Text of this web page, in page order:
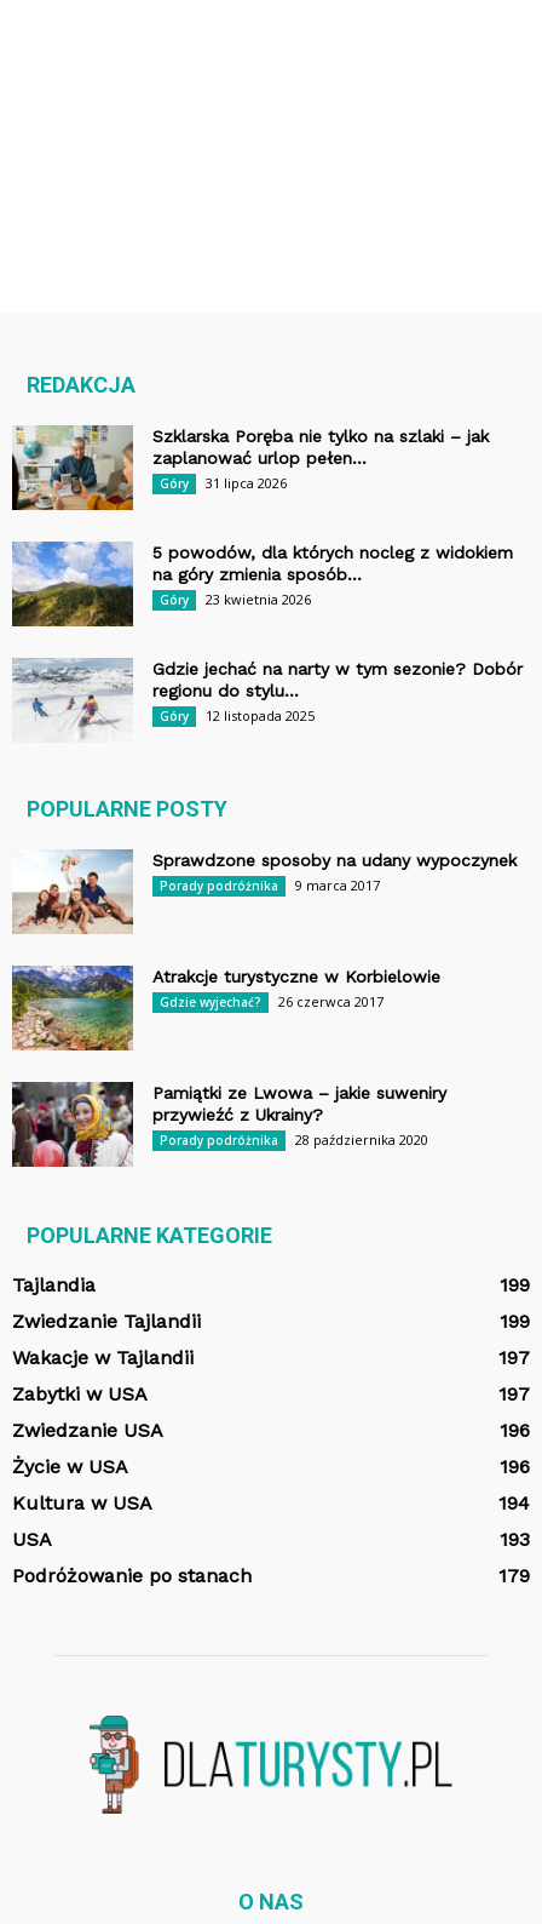
REDAKCJA
Szklarska Poręba nie tylko na szlaki – jak
zaplanować urlop pełen...
Góry 31 lipca 2026
5 powodów, dla których nocleg z widokiem
na góry zmienia sposób...
Góry 23 kwietnia 2026
Gdzie jechać na narty w tym sezonie? Dobór
regionu do stylu...
Góry 12 listopada 2025
POPULARNE POSTY
Sprawdzone sposoby na udany wypoczynek
Porady podróżnika 9 marca 2017
Atrakcje turystyczne w Korbielowie
Gdzie wyjechać? 26 czerwca 2017
Pamiątki ze Lwowa – jakie suweniry
przywieźć z Ukrainy?
Porady podróżnika 28 października 2020
POPULARNE KATEGORIE
Tajlandia
199
Zwiedzanie Tajlandii
199
Wakacje w Tajlandii
197
Zabytki w USA
197
Zwiedzanie USA
196
Życie w USA
196
Kultura w USA
194
USA
193
Podróżowanie po stanach
179
O NAS